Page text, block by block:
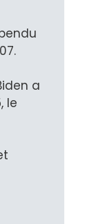
a
le